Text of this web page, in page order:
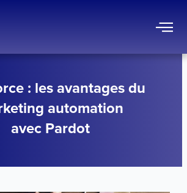
: les avantages du
automation
avec Pardot